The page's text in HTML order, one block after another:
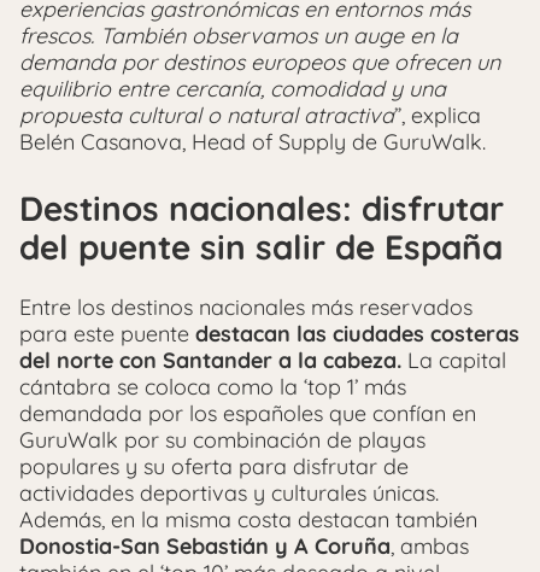
experiencias gastronómicas en entornos más
frescos. También observamos un auge en la
demanda por destinos europeos que ofrecen un
equilibrio entre cercanía, comodidad y una
propuesta cultural o natural atractiva”, explica
Belén Casanova, Head of Supply de GuruWalk.
Destinos nacionales: disfrutar
del puente sin salir de España
Entre los destinos nacionales más reservados
para este puente destacan las ciudades costeras
del norte con Santander a la cabeza. La capital
cántabra se coloca como la ‘top 1’ más
demandada por los españoles que confían en
GuruWalk por su combinación de playas
populares y su oferta para disfrutar de
actividades deportivas y culturales únicas.
Además, en la misma costa destacan también
Donostia-San Sebastián y A Coruña, ambas